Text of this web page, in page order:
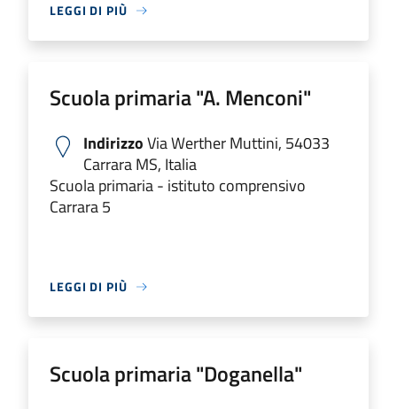
LEGGI DI PIÙ
Scuola primaria "A. Menconi"
IndirizzoVia Werther Muttini, 54033
Carrara MS, Italia
Scuola primaria - istituto comprensivo
Carrara 5
LEGGI DI PIÙ
Scuola primaria "Doganella"